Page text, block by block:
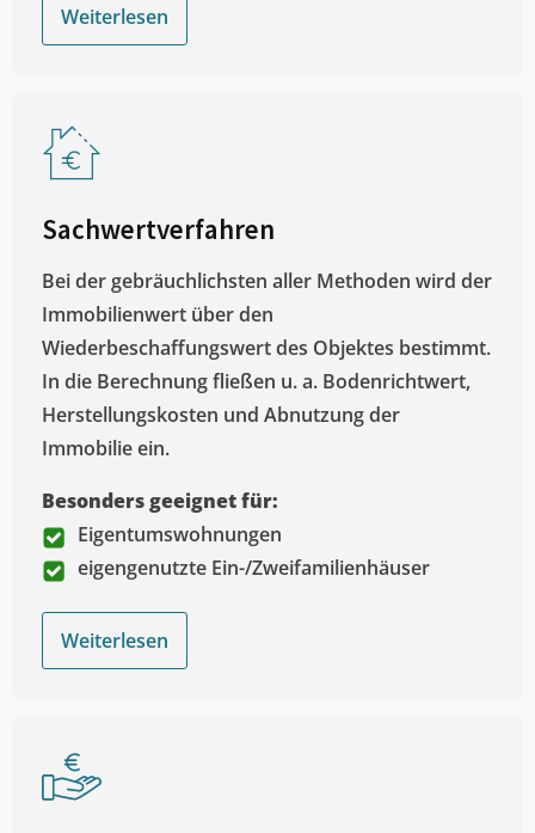
Weiterlesen
Sachwertverfahren
Bei der gebräuchlichsten aller Methoden wird der
Immobilienwert über den
Wiederbeschaffungswert des Objektes bestimmt.
In die Berechnung fließen u. a. Bodenrichtwert,
Herstellungskosten und Abnutzung der
Immobilie ein.
Besonders geeignet für:
Eigentumswohnungen
eigengenutzte Ein-/Zweifamilienhäuser
Weiterlesen